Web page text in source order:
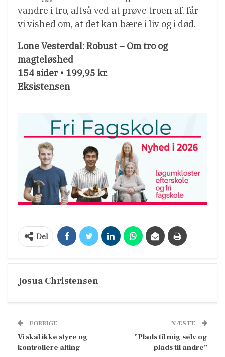
vandre i tro, altså ved at prøve troen af, får
vi vished om, at det kan bære i liv og i død.
Lone Vesterdal: Robust – Om tro og
magteløshed
154 sider • 199,95 kr.
Eksistensen
Del
Josua Christensen
FORRIGE
Vi skal ikke styre og
kontrollere alting
NÆSTE
”Plads til mig selv og
plads til andre”